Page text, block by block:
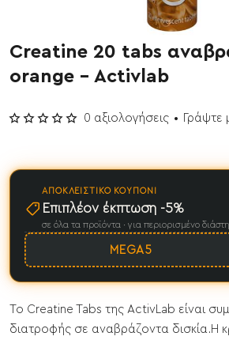
Creatine 20 tabs
orange - Activlab
0 αξιολογήσεις • Γράψτε
ΑΠΟΚΛΕΙΣΤΙΚΌ ΚΟΥΠΌΝΙ
Επιπλέον έκπτωση -5%
σε όλα τα προϊόντα · για περιορισμένο
MEGA5
Το Creatine Tabs της ActivLab είναι
διατροφής σε αναβράζοντα δισκία.Η